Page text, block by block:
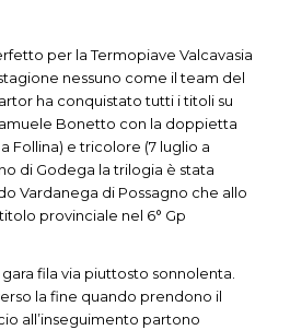
per la Termopiave Valcavasia
nessuno come il team del
ha conquistato tutti i titoli su
Bonetto con la doppietta
Follina) e tricolore (7 luglio a
di Godega la trilogia è stata
Vardanega di Possagno che allo
provinciale nel 6° Gp
fila via piuttosto sonnolenta.
la fine quando prendono il
all’inseguimento partono